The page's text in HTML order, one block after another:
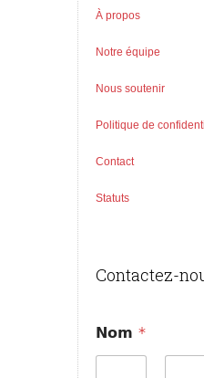
À propos
Notre équipe
Nous soutenir
Politique de
Contact
Statuts
Contactez-
Nom*